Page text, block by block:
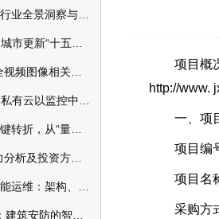
项目概况
http://www.
一、项目
项目编号
项目名称
采购方式